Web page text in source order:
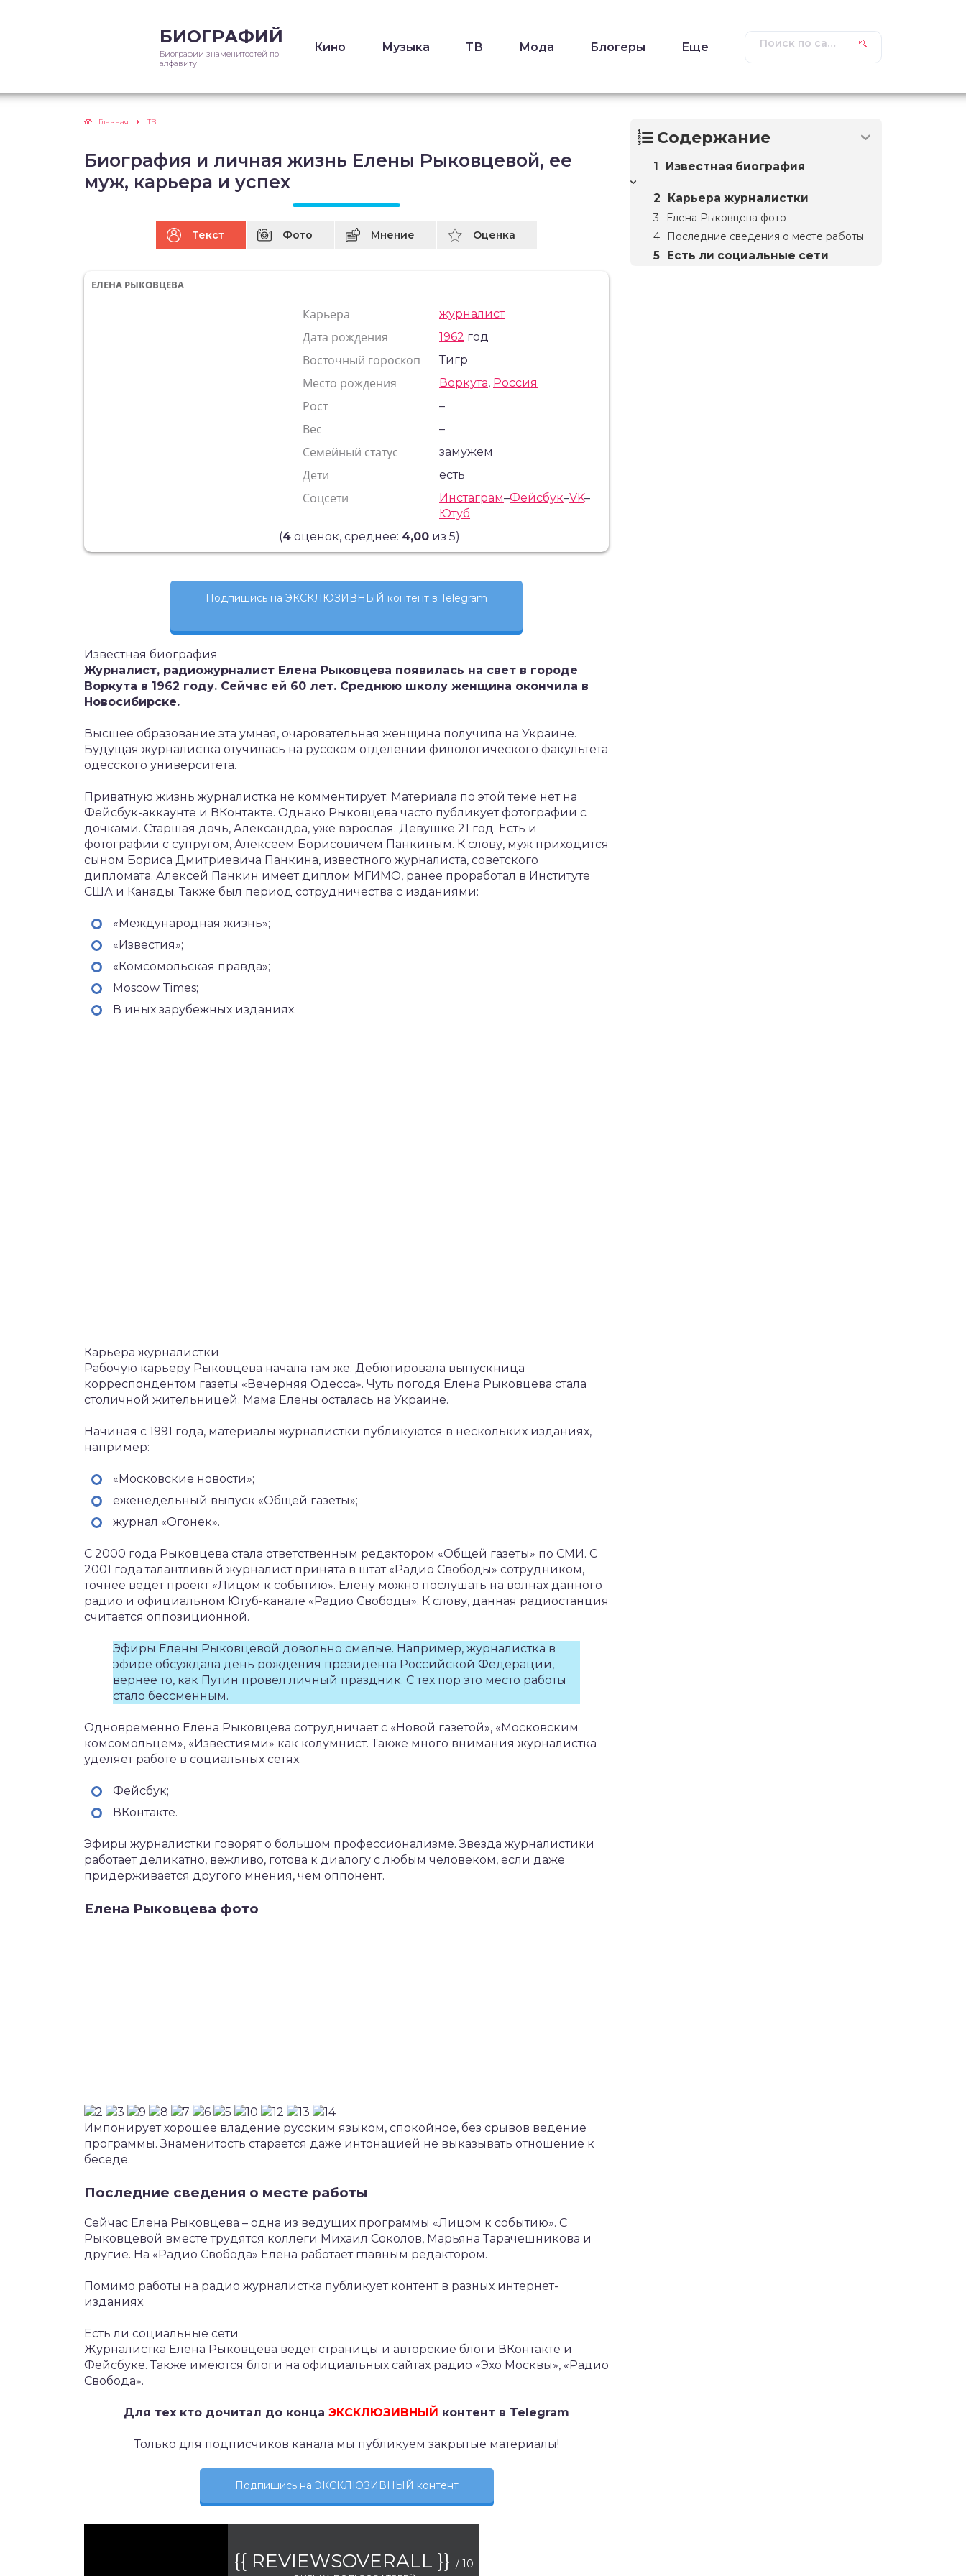
БИОГРАФИЙ
Биографии знаменитостей по
алфавиту
Кино Музыка ТВ Мода Блогеры Еще
Главная ТВ
Биография и личная жизнь Елены Рыковцевой, ее
муж, карьера и успех
Текст Фото Мнение Оценка
ЕЛЕНА РЫКОВЦЕВА
Карьера журналист
Дата рождения 1962 год
Восточный гороскоп Тигр
Место рождения Воркута, Россия
Рост –
Вес –
Семейный статус замужем
Дети есть
Соцсети Инстаграм–Фейсбук–VK–
Ютуб
(4 оценок, среднее: 4,00 из 5)
Подпишись на ЭКСКЛЮЗИВНЫЙ контент в Telegram
Известная биография
Журналист, радиожурналист Елена Рыковцева появилась на свет в городе
Воркута в 1962 году. Сейчас ей 60 лет. Среднюю школу женщина окончила в
Новосибирске.
Высшее образование эта умная, очаровательная женщина получила на Украине.
Будущая журналистка отучилась на русском отделении филологического факультета
одесского университета.
Приватную жизнь журналистка не комментирует. Материала по этой теме нет на
Фейсбук-аккаунте и ВКонтакте. Однако Рыковцева часто публикует фотографии с
дочками. Старшая дочь, Александра, уже взрослая. Девушке 21 год. Есть и
фотографии с супругом, Алексеем Борисовичем Панкиным. К слову, муж приходится
сыном Бориса Дмитриевича Панкина, известного журналиста, советского
дипломата. Алексей Панкин имеет диплом МГИМО, ранее проработал в Институте
США и Канады. Также был период сотрудничества с изданиями:
«Международная жизнь»;
«Известия»;
«Комсомольская правда»;
Moscow Times;
В иных зарубежных изданиях.
Карьера журналистки
Рабочую карьеру Рыковцева начала там же. Дебютировала выпускница
корреспондентом газеты «Вечерняя Одесса». Чуть погодя Елена Рыковцева стала
столичной жительницей. Мама Елены осталась на Украине.
Начиная с 1991 года, материалы журналистки публикуются в нескольких изданиях,
например:
«Московские новости»;
еженедельный выпуск «Общей газеты»;
журнал «Огонек».
С 2000 года Рыковцева стала ответственным редактором «Общей газеты» по СМИ. С
2001 года талантливый журналист принята в штат «Радио Свободы» сотрудником,
точнее ведет проект «Лицом к событию». Елену можно послушать на волнах данного
радио и официальном Ютуб-канале «Радио Свободы». К слову, данная радиостанция
считается оппозиционной.
Эфиры Елены Рыковцевой довольно смелые. Например, журналистка в
эфире обсуждала день рождения президента Российской Федерации,
вернее то, как Путин провел личный праздник. С тех пор это место работы
стало бессменным.
Одновременно Елена Рыковцева сотрудничает с «Новой газетой», «Московским
комсомольцем», «Известиями» как колумнист. Также много внимания журналистка
уделяет работе в социальных сетях:
Фейсбук;
ВКонтакте.
Эфиры журналистки говорят о большом профессионализме. Звезда журналистики
работает деликатно, вежливо, готова к диалогу с любым человеком, если даже
придерживается другого мнения, чем оппонент.
Елена Рыковцева фото
Импонирует хорошее владение русским языком, спокойное, без срывов ведение
программы. Знаменитость старается даже интонацией не выказывать отношение к
беседе.
Последние сведения о месте работы
Сейчас Елена Рыковцева – одна из ведущих программы «Лицом к событию». С
Рыковцевой вместе трудятся коллеги Михаил Соколов, Марьяна Тарачешникова и
другие. На «Радио Свобода» Елена работает главным редактором.
Помимо работы на радио журналистка публикует контент в разных интернет-
изданиях.
Есть ли социальные сети
Журналистка Елена Рыковцева ведет страницы и авторские блоги ВКонтакте и
Фейсбуке. Также имеются блоги на официальных сайтах радио «Эхо Москвы», «Радио
Свобода».
Для тех кто дочитал до концаЭКСКЛЮЗИВНЫЙ контент в Telegram
Только для подписчиков канала мы публикуем закрытые материалы!
Подпишись на ЭКСКЛЮЗИВНЫЙ контент
{{ REVIEWSOVERALL }} / 10
Содержание
Известная биография
Карьера журналистки
Елена Рыковцева фото
Последние сведения о месте работы
Есть ли социальные сети